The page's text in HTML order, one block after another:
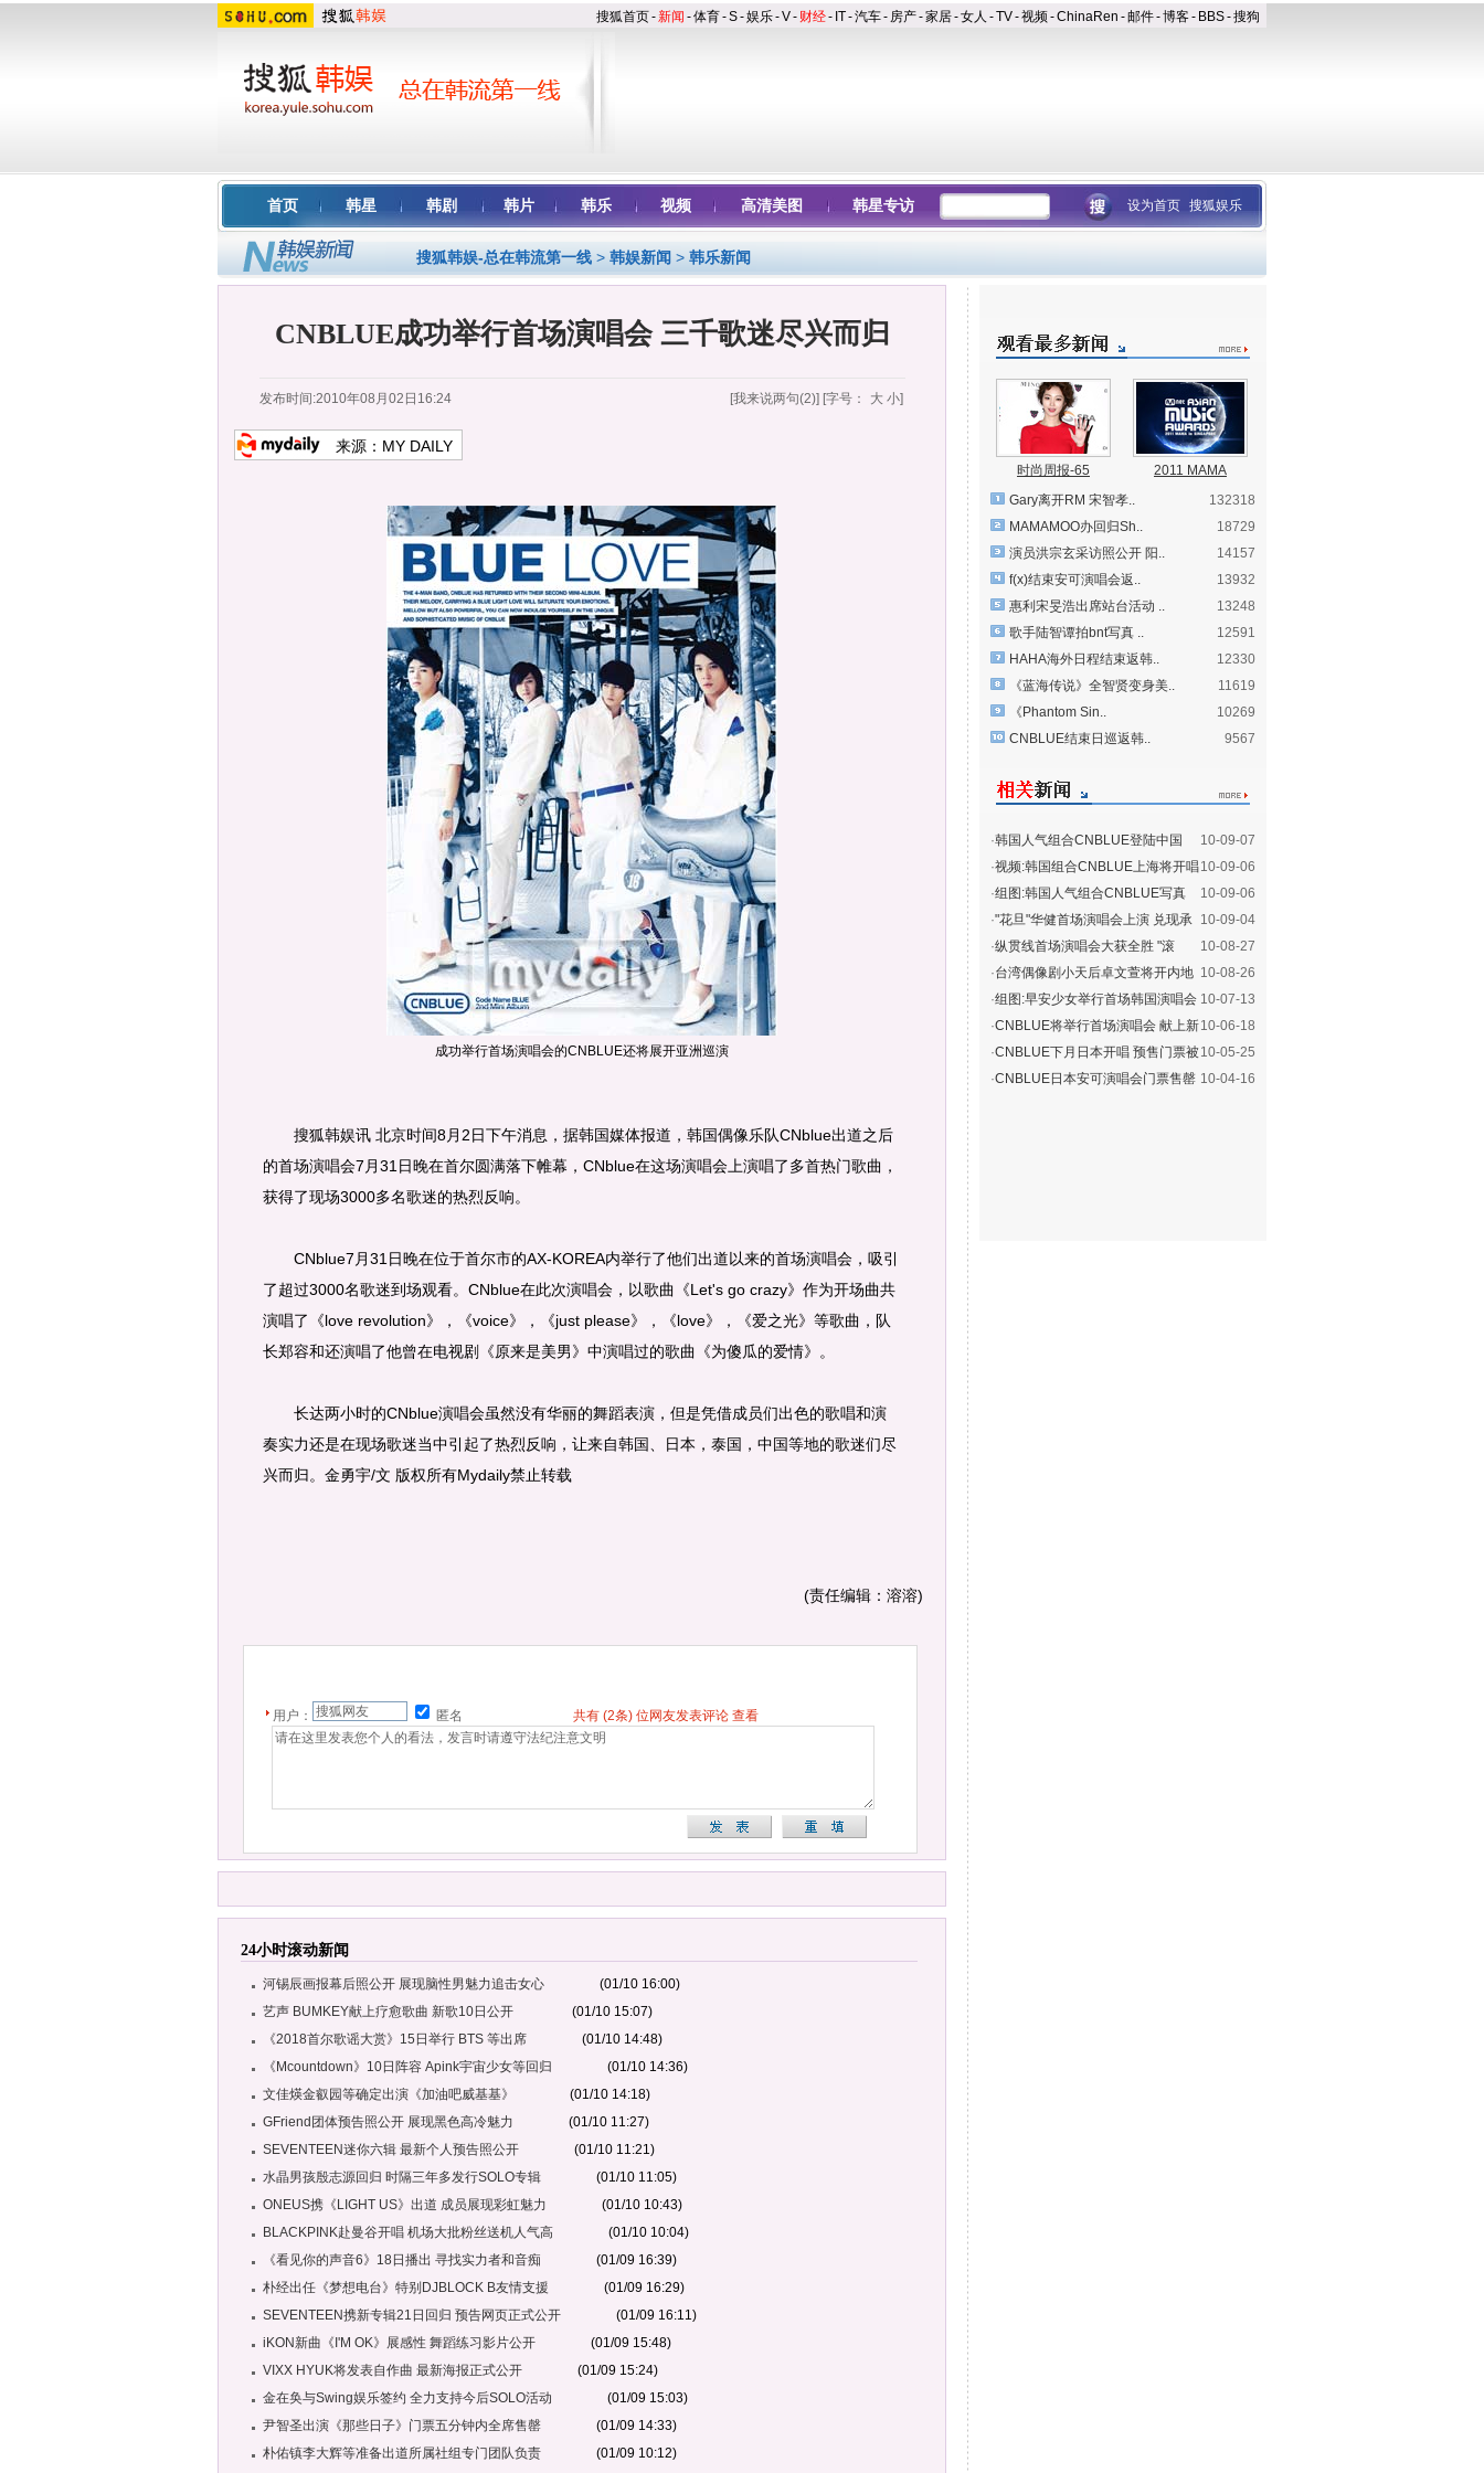
搜狐首页-新闻 -体育-S-娱乐-V- 财经- IT-汽车- 房产-家居-女人 -TV-视频-ChinaRen -邮件-博客- BBS-搜狗
首页 韩星 韩剧 韩片 韩乐 视频 高清美图 韩星专访 设为首页 搜狐娱乐
搜狐韩娱-总在韩流第一线 > 韩娱新闻 > 韩乐新闻
CNBLUE成功举行首场演唱会 三千歌迷尽兴而归
发布时间:2010年08月02日16:24 [我来说两句(2)] [字号： 大 小]
来源： MY DAILY
成功举行首场演唱会的CNBLUE还将展开亚洲巡演
搜狐韩娱讯 北京时间8月2日下午消息，据韩国媒体报道，韩国偶像乐队CNblue出道之后
的首场演唱会7月31日晚在首尔圆满落下帷幕，CNblue在这场演唱会上演唱了多首热门歌曲，
获得了现场3000多名歌迷的热烈反响。
CNblue7月31日晚在位于首尔市的AX-KOREA内举行了他们出道以来的首场演唱会，吸引
了超过3000名歌迷到场观看。CNblue在此次演唱会，以歌曲《Let's go crazy》作为开场曲共
演唱了《love revolution》，《voice》，《just please》，《love》，《爱之光》等歌曲，队
长郑容和还演唱了他曾在电视剧《原来是美男》中演唱过的歌曲《为傻瓜的爱情》。
长达两小时的CNblue演唱会虽然没有华丽的舞蹈表演，但是凭借成员们出色的歌唱和演
奏实力还是在现场歌迷当中引起了热烈反响，让来自韩国、日本，泰国，中国等地的歌迷们尽
兴而归。金勇宇/文 版权所有Mydaily禁止转载
(责任编辑：溶溶)
用户： 匿名 共有 (2条) 位网友发表评论 查看
24小时滚动新闻
河锡辰画报幕后照公开 展现脑性男魅力追击女心
(01/10 16:00)
艺声 BUMKEY献上疗愈歌曲 新歌10日公开
(01/10 15:07)
《2018首尔歌谣大赏》15日举行 BTS 等出席
(01/10 14:48)
《Mcountdown》10日阵容 Apink宇宙少女等回归
(01/10 14:36)
文佳煐金叡园等确定出演《加油吧威基基》
(01/10 14:18)
GFriend团体预告照公开 展现黑色高冷魅力
(01/10 11:27)
SEVENTEEN迷你六辑 最新个人预告照公开
(01/10 11:21)
水晶男孩殷志源回归 时隔三年多发行SOLO专辑
(01/10 11:05)
ONEUS携《LIGHT US》出道 成员展现彩虹魅力
(01/10 10:43)
BLACKPINK赴曼谷开唱 机场大批粉丝送机人气高
(01/10 10:04)
《看见你的声音6》18日播出 寻找实力者和音痴
(01/09 16:39)
朴经出任《梦想电台》特别DJBLOCK B友情支援
(01/09 16:29)
SEVENTEEN携新专辑21日回归 预告网页正式公开
(01/09 16:11)
iKON新曲《I'M OK》展感性 舞蹈练习影片公开
(01/09 15:48)
VIXX HYUK将发表自作曲 最新海报正式公开
(01/09 15:24)
金在奂与Swing娱乐签约 全力支持今后SOLO活动
(01/09 15:03)
尹智圣出演《那些日子》门票五分钟内全席售罄
(01/09 14:33)
朴佑镇李大辉等准备出道所属社组专门团队负责
(01/09 10:12)
时尚周报-65
2011 MAMA
132318
Gary离开RM 宋智孝..
18729
MAMAMOO办回归Sh..
14157
演员洪宗玄采访照公开 阳..
13932
f(x)结束安可演唱会返..
13248
惠利宋旻浩出席站台活动 ..
12591
歌手陆智谭拍bnt写真 ..
12330
HAHA海外日程结束返韩..
11619
《蓝海传说》全智贤变身美..
10269
《Phantom Sin..
9567
CNBLUE结束日巡返韩..
10-09-07
·韩国人气组合CNBLUE登陆中国
10月2日上海开唱(图)
10-09-06
·视频:韩国组合CNBLUE上海将开唱
中文问候歌迷
10-09-06
·组图:韩国人气组合CNBLUE写真
将在上海开唱
10-09-04
·"花旦"华健首场演唱会上演 兑现承
诺唱天后歌(图)
10-08-27
·纵贯线首场演唱会大获全胜 "滚
石"群星庆功-搜狐音
10-08-26
·台湾偶像剧小天后卓文萱将开内地
首场演唱会
10-07-13
·组图:早安少女举行首场韩国演唱会
男fans众多-搜
10-06-18
·CNBLUE将举行首场演唱会 献上新
编曲目(图)
10-05-25
·CNBLUE下月日本开唱 预售门票被
抢购一空(图)
10-04-16
·CNBLUE日本安可演唱会门票售罄